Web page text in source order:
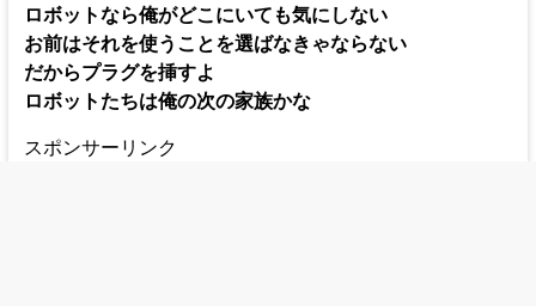
ロボットなら俺がどこにいても気にしない
お前はそれを使うことを選ばなきゃならない
だからプラグを挿すよ
ロボットたちは俺の次の家族かな
スポンサーリンク